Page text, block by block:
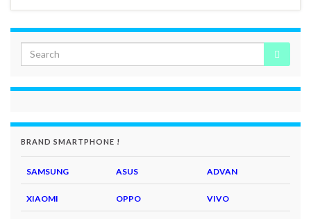
BRAND SMARTPHONE !
SAMSUNG ASUS ADVAN
XIAOMI OPPO VIVO